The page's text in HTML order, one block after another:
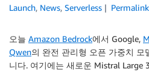
Launch, News, Serverless Permalink
오늘 Amazon Bedrock에서 Google,
Qwen의 완전 관리형 오픈 가중치
니다. 여기에는 새로운 Mistral Large